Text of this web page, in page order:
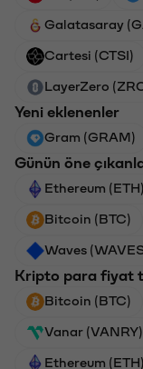
Galatasaray
Cartesi (CTSI)
LayerZero
Yeni eklenenler
Gram (GRAM)
Günün öne
Ethereum (ETH)
Bitcoin (BTC)
Waves
Kripto para fiyat
Bitcoin (BTC)
Vanar (VANRY)
Ethereum (ETH)